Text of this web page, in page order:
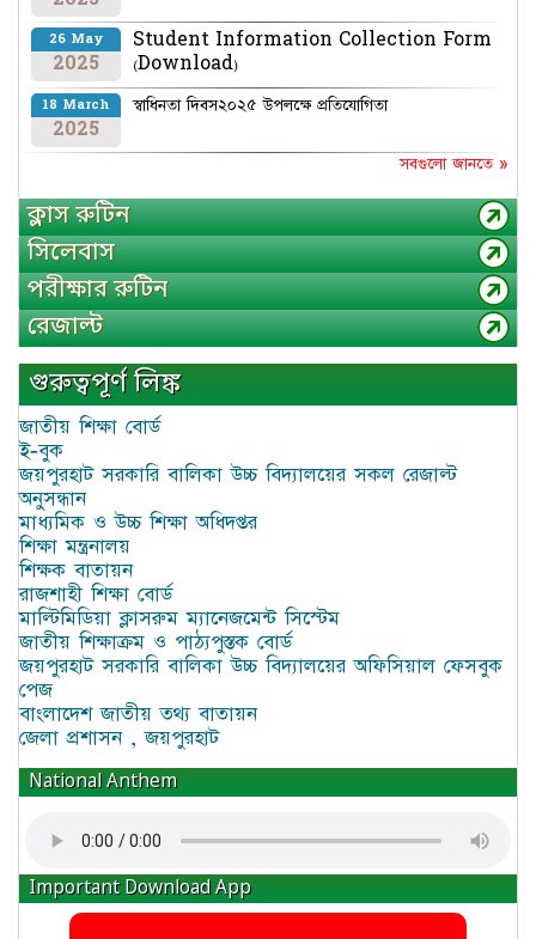
26 May
2025
Student Information Collection Form
(Download)
18 March
2025
স্বাধিনতা দিবস২০২৫ উপলক্ষে প্রতিযোগিতা
সবগুলো জানতে »
ক্লাস রুটিন
সিলেবাস
পরীক্ষার রুটিন
রেজাল্ট
গুরুত্বপূর্ণ লিঙ্ক
জাতীয় শিক্ষা বোর্ড
ই-বুক
জয়পুরহাট সরকারি বালিকা উচ্চ বিদ্যালয়ের সকল রেজাল্ট
অনুসন্ধান
মাধ্যমিক ও উচ্চ শিক্ষা অধিদপ্তর
শিক্ষা মন্ত্রনালয়
শিক্ষক বাতায়ন
রাজশাহী শিক্ষা বোর্ড
মাল্টিমিডিয়া ক্লাসরুম ম্যানেজমেন্ট সিস্টেম
জাতীয় শিক্ষাক্রম ও পাঠ্যপুস্তক বোর্ড
জয়পুরহাট সরকারি বালিকা উচ্চ বিদ্যালয়ের অফিসিয়াল ফেসবুক
পেজ
বাংলাদেশ জাতীয় তথ্য বাতায়ন
জেলা প্রশাসন , জয়পুরহাট
National Anthem
Important Download App